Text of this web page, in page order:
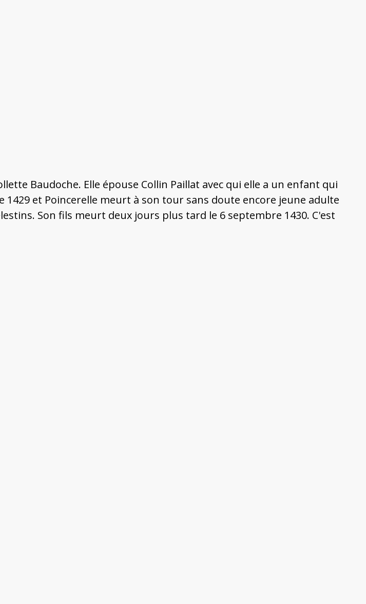
Baudoche. Elle épouse Collin Paillat avec qui elle a un enfant qui
et Poincerelle meurt à son tour sans doute encore jeune adulte
Son fils meurt deux jours plus tard le 6 septembre 1430. C'est